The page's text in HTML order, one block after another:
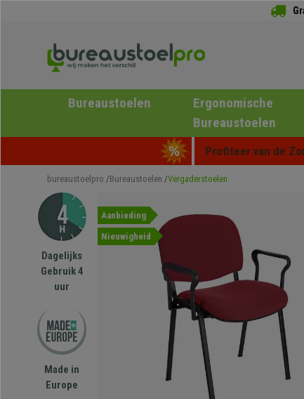
Bureaustoelen
Ergonomische
Bureaustoelen
Profiteer van de
bureaustoelpro Bureaustoelen Vergaderstoelen
Dagelijks
Gebruik 4
uur
Made in
Europe
Aanbieding
Nieuwigheid